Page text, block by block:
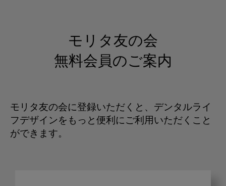
モリタ友の会
無料会員のご案内
モリタ友の会に登録いただくと、デンタルライ
フデザインをもっと便利にご利用いただくこと
ができます。